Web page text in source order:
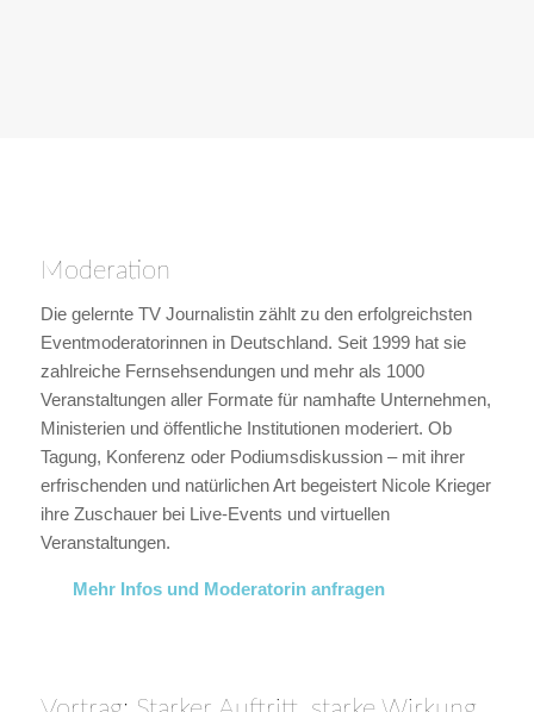
Moderation
Die gelernte TV Journalistin zählt zu den erfolgreichsten
Eventmoderatorinnen in Deutschland. Seit 1999 hat sie
zahlreiche Fernsehsendungen und mehr als 1000
Veranstaltungen aller Formate für namhafte Unternehmen,
Ministerien und öffentliche Institutionen moderiert. Ob
Tagung, Konferenz oder Podiumsdiskussion – mit ihrer
erfrischenden und natürlichen Art begeistert Nicole Krieger
ihre Zuschauer bei Live-Events und virtuellen
Veranstaltungen.
Mehr Infos und Moderatorin anfragen